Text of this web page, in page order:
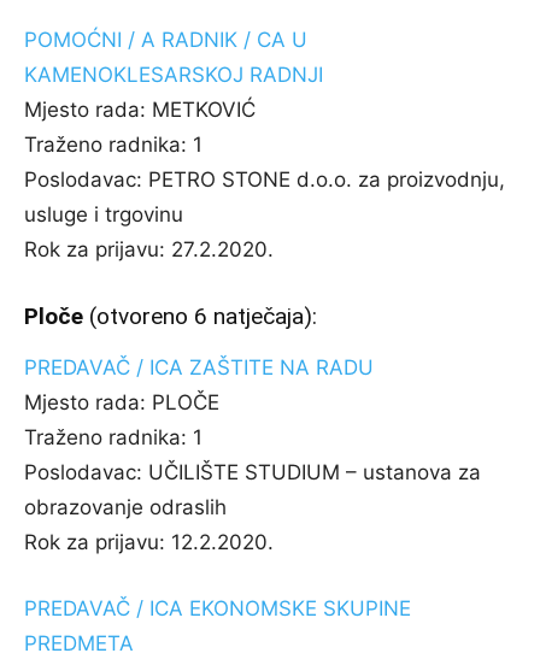
POMOĆNI / A RADNIK / CA U
KAMENOKLESARSKOJ RADNJI
Mjesto rada: METKOVIĆ
Traženo radnika: 1
Poslodavac: PETRO STONE d.o.o. za proizvodnju,
usluge i trgovinu
Rok za prijavu: 27.2.2020.
Ploče (otvoreno 6 natječaja):
PREDAVAČ / ICA ZAŠTITE NA RADU
Mjesto rada: PLOČE
Traženo radnika: 1
Poslodavac: UČILIŠTE STUDIUM – ustanova za
obrazovanje odraslih
Rok za prijavu: 12.2.2020.
PREDAVAČ / ICA EKONOMSKE SKUPINE
PREDMETA